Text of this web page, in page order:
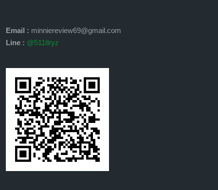
Email : minniereview69@gmail.com
Line : @511tlryz